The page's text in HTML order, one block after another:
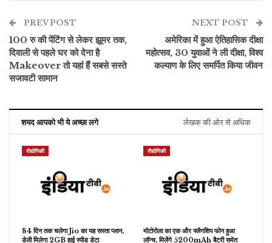
PREV POST
100 रु की पेंटिंग से लेकर झूमर तक,
दिवाली से पहले घर को देना है
Makeover तो यहां हैं सबसे सस्ते
सजावटी सामान
NEXT POST
अमेरिका में हुआ ऐतिहासिक दीक्षा
महोत्सव, 30 युवाओं ने ली दीक्षा, विश्व
कल्याण के लिए समर्पित किया जीवन
शयद आपको भी ये अच्छा लगे लेखक की ओर से अधिक
रौद्योगिकी
84 दिन तक चलेगा Jio का यह सस्ता प्लान,
डेली मिलेगा 2GB हाई स्पीड डेटा
रौद्योगिकी
मोटोरोला का एक और फ्लैगशिप फोन हुआ
लॉन्च, मिलेंगे 5200mAh बैटरी समेत